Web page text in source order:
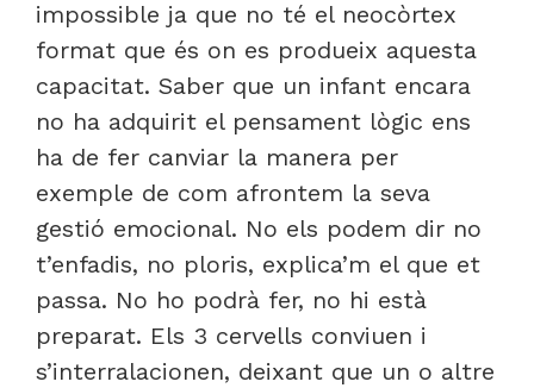
impossible ja que no té el neocòrtex
format que és on es produeix aquesta
capacitat. Saber que un infant encara
no ha adquirit el pensament lògic ens
ha de fer canviar la manera per
exemple de com afrontem la seva
gestió emocional. No els podem dir no
t’enfadis, no ploris, explica’m el que et
passa. No ho podrà fer, no hi està
preparat. Els 3 cervells conviuen i
s’interralacionen, deixant que un o altre